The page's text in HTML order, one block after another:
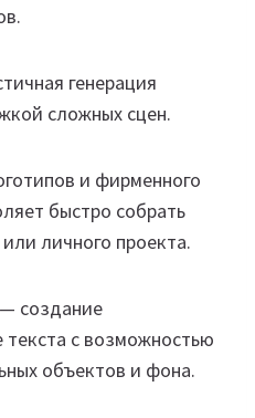
генерация
сложных сцен.
и фирменного
быстро собрать
личного проекта.
— создание
с возможностью
объектов и фона.